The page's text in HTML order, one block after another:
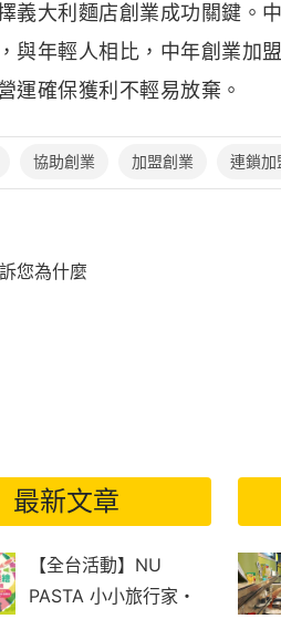
義大利麵店創業成功關鍵。
與年輕人相比，中年創業加
運確保獲利不輕易放棄。
協助創業 加盟創業 連鎖加
您為什麼
最新文章
【全台活動】NU
PASTA 小小旅行家・